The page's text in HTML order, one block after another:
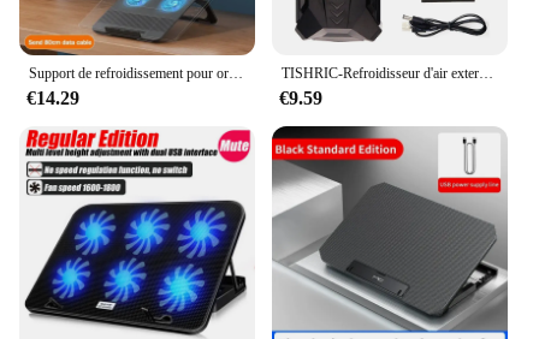
€14.29
TISHRIC-Refroidisseur d'air externe pour ordinateur portable, ventilateur flacon, accessoires pour ordinateur portable, 12-17 pouces
€9.59